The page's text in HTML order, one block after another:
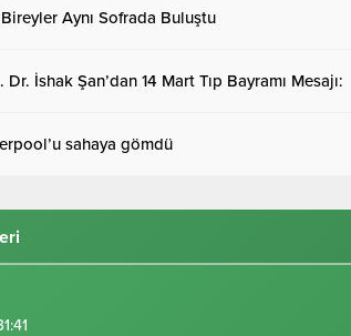
Aynı Sofrada Buluştu
İshak Şan’dan 14 Mart Tıp Bayramı Mesajı:
sahaya gömdü